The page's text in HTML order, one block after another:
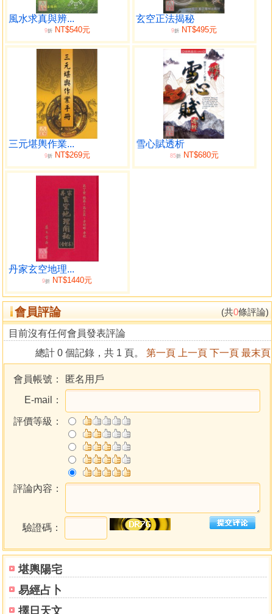
堪輿陽宅
易經占卜
擇日天文
道，來維護生態平衡和實現生命價值﹂。敝人通過調理陽
宅，使許多福主的境遇由困頓窘迫趨向通達順利、性情從煩
惱鬱悶轉為舒暢愉悅、品行自積重難返化作痛改前非，在見
證風水不可思議的功效後，為了能讓眾生受到惠澤，我毅然
決然把諸多歷來是秘而不宣的實操秘訣傾囊相授。並且，於
2008年起在開班時做到﹁先免費試聽後交納學費、對學員負
責向天地立誓、講出布動水的諸多條件、指正錯誤退還全額
學費﹂這四點信譽保證，2016 年起積極鼓勵學員在群裡公開
發佈自家實例，通過﹁先是各位參與論斷，其次反饋吉凶事
項，最後列出推導過程﹂這三步來驗證所學以增強信心。這
二種在風水界首開先河的舉措，對師者而言是檢驗其有無真
才實學的試金石，我主動為自己設置門檻是為了讓學員們能
安心研學、潛心練習以早日掌握秘技，﹁學有所成，學以致
用﹂這八字不但是我的執教理念，更是對學員們的殷切期
望。我深知﹁天機不可輕泄、正法不可妄傳﹂的戒律，也明
白﹁有正
必有負、負負能得正﹂的規律，故而在對宣過誓的學員傳授
實操技法時，更是諄諄告誡：﹁風水有多大的正面作用就必
定存在多大的負面效應，務必堅守誓言︵注：關於宣誓的內
容，請參閱︽玄空正法揭秘︾︶對所學秘法一定要做好保
密，假若洩露後被憑術妄為的愚師、心術不正的痞師掌握，
那麼對眾生的傷害、社會的危害將是不可估量。對洩密者來
講，除了會連帶承受由此引起的造惡果報和上天懲罰外，還
會因違誓而折損自身福報陰德和毀壞自性元神道果。﹂同
時，我也考慮到學員中難免會有存非分之想、貪不義之利
的心智和破壞技理的傳播，為了杜絕惡習蔓延和根治學術不
端，我就把學員班上傳授的實操秘法撰寫成書公佈於眾，由
此產生的﹃功，悉數回饋大道及天地；過，皆由違誓洩密者
受報﹄。另外，原定﹃一次付費的初級學員通過考核，晉升
弟子一律免費傳授更高天機秘訣﹄的優惠，改成﹃對弟子將
延期招收並嚴格篩選，拜師費是以我的名義用於捐贈來贖
愆﹄的方式﹂。
值此傳統文化復興之際，敝人雖然有﹁重振風水學術、再塑
一直未敢把玄空飛星的運用秘訣及現代陽宅的操作技法付諸
筆端。
現在，有位學員因懼於家裡接連發生不順才坦白自己洩密，
鑒於他以違誓的代價促成我寫出這本填補風水領域中尚屬研
究空白的著作，就不再公開姓名為其保留一點臉面。
﹁道可道，非常道。名可名，非常名﹂出自︽道德經︾第一
章，老子開宗明義闡述：大道無法用言語來說道，名相無法
風水求真與辨...
9折NT$540元
玄空正法揭秘
9折 NT$495元
三元堪輿作業...
9折NT$269元
雪心賦透析
85折NT$680元
丹家玄空地理...
9折 NT$1440元
會員評論 (共0條評論)
目前沒有任何會員發表評論
總計 0 個記錄，共 1 頁。 第一頁 上一頁 下一頁 最末頁
會員帳號：
匿名用戶
E-mail：
評價等級：
評論內容：
驗證碼：